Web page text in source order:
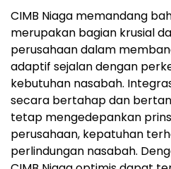
CIMB Niaga memandang
merupakan bagian krusial
perusahaan dalam
adaptif sejalan dengan
kebutuhan nasabah.
secara bertahap dan
tetap mengedepankan
perusahaan, kepatuhan
perlindungan nasabah.